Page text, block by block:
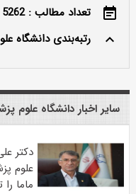
event_note
تعداد مطالب : 5262
keyboard_arrow_up
رتبه‌بندی دانشگاه
سایر اخبار دانشگاه علوم
دکتر
علوم
ماما